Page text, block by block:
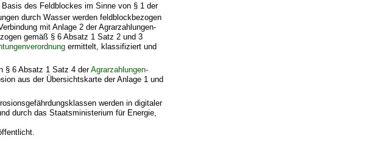
des Feldblockes im Sinne von § 1 der
durch Wasser werden feldblockbezogen
mit Anlage 2 der Agrarzahlungen-
gemäß § 6 Absatz 1 Satz 2 und 3
ermittelt, klassifiziert und
§ 6 Absatz 1 Satz 4 derAgrarzahlungen-
aus der Übersichtskarte der Anlage 1 und
werden in digitaler
durch das Staatsministerium für Energie,